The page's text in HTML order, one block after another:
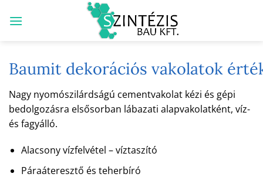
Baumit dekorációs vakolatok
Nagy nyomószilárdságú cementvakolat kézi és gépi
bedolgozásra elsősorban lábazati alapvakolatként, víz-
és fagyálló.
Alacsony vízfelvétel – víztaszító
Páraáteresztő és teherbíró